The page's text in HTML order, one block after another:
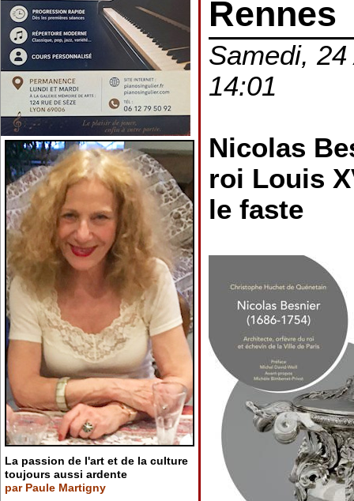
La passion de l'art et de la culture
toujours aussi ardente
par Paule Martigny
Rennes
Samedi,
14:01
Nicolas
roi Louis
le faste